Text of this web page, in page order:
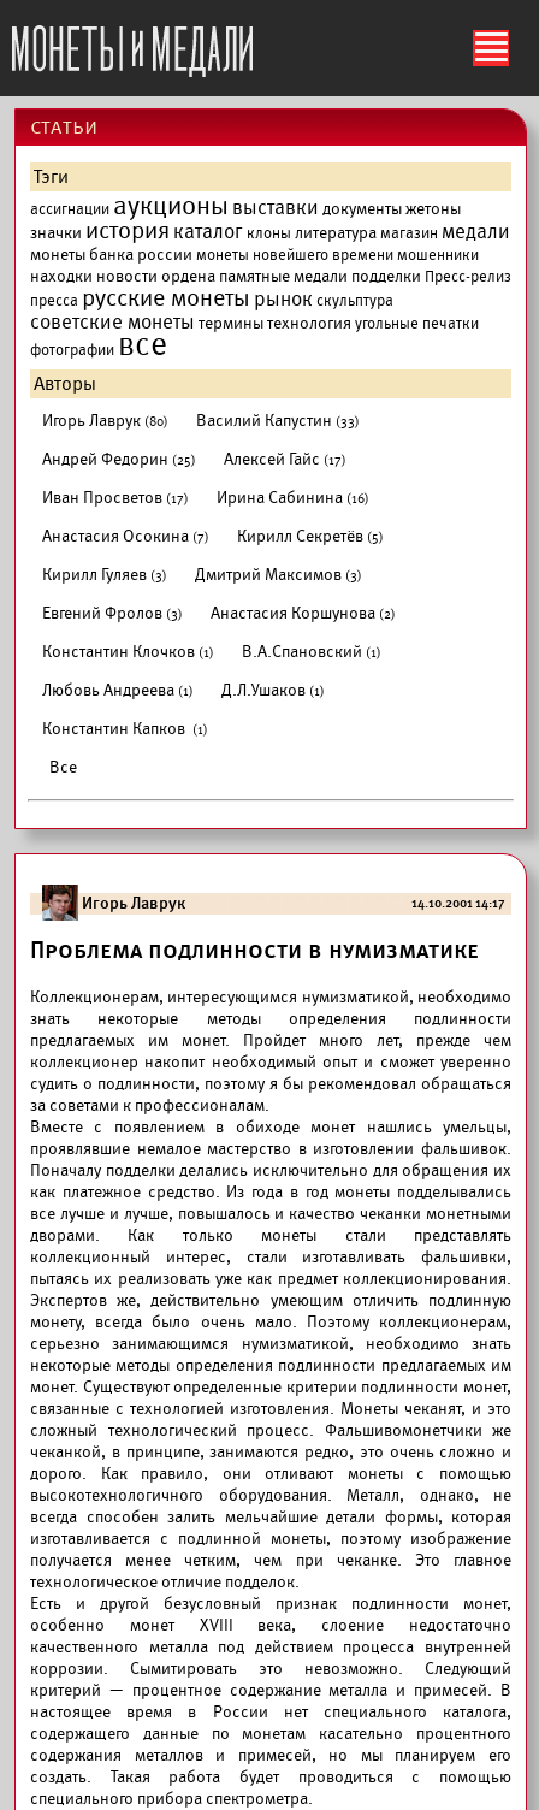
ś
cтатьи
Тэги
ассигнации аукционы выставки документыжетоны
значки история каталог клоны литературамагазин медали
монеты банка россии монеты новейшего временимошенники
находки новости ордена памятные медали подделки Пресс-релиз
пресса русские монеты рынок скульптура
советские монеты терминытехнология угольные печатки
фотографии все
Авторы
Игорь Лаврук (80) Василий Капустин (33)
Андрей Федорин (25) Алексей Гайс (17)
Иван Просветов (17) Ирина Сабинина (16)
Анастасия Осокина (7) Кирилл Секретёв (5)
Кирилл Гуляев (3) Дмитрий Максимов (3)
Евгений Фролов (3) Анастасия Коршунова (2)
Константин Клочков (1) В.А.Спановский (1)
Любовь Андреева (1) Д.Л.Ушаков (1)
Константин Капков (1)
Все
Игорь Лаврук 14.10.2001 14:17
Проблема подлинности в нумизматике
Коллекционерам, интересующимся нумизматикой, необходимо
знать некоторые методы определения подлинности
предлагаемых им монет. Пройдет много лет, прежде чем
коллекционер накопит необходимый опыт и сможет уверенно
судить о подлинности, поэтому я бы рекомендовал обращаться
за советами к профессионалам.
Вместе с появлением в обиходе монет нашлись умельцы,
проявлявшие немалое мастерство в изготовлении фальшивок.
Поначалу подделки делались исключительно для обращения их
как платежное средство. Из года в год монеты подделывались
все лучше и лучше, повышалось и качество чеканки монетными
дворами. Как только монеты стали представлять
коллекционный интерес, стали изготавливать фальшивки,
пытаясь их реализовать уже как предмет коллекционирования.
Экспертов же, действительно умеющим отличить подлинную
монету, всегда было очень мало. Поэтому коллекционерам,
серьезно занимающимся нумизматикой, необходимо знать
некоторые методы определения подлинности предлагаемых им
монет. Существуют определенные критерии подлинности монет,
связанные с технологией изготовления. Монеты чеканят, и это
сложный технологический процесс. Фальшивомонетчики же
чеканкой, в принципе, занимаются редко, это очень сложно и
дорого. Как правило, они отливают монеты с помощью
высокотехнологичного оборудования. Металл, однако, не
всегда способен залить мельчайшие детали формы, которая
изготавливается с подлинной монеты, поэтому изображение
получается менее четким, чем при чеканке. Это главное
технологическое отличие подделок.
Есть и другой безусловный признак подлинности монет,
особенно монет XVIII века, слоение недостаточно
качественного металла под действием процесса внутренней
коррозии. Сымитировать это невозможно. Следующий
критерий — процентное содержание металла и примесей. В
настоящее время в России нет специального каталога,
содержащего данные по монетам касательно процентного
содержания металлов и примесей, но мы планируем его
создать. Такая работа будет проводиться с помощью
специального прибора спектрометра.